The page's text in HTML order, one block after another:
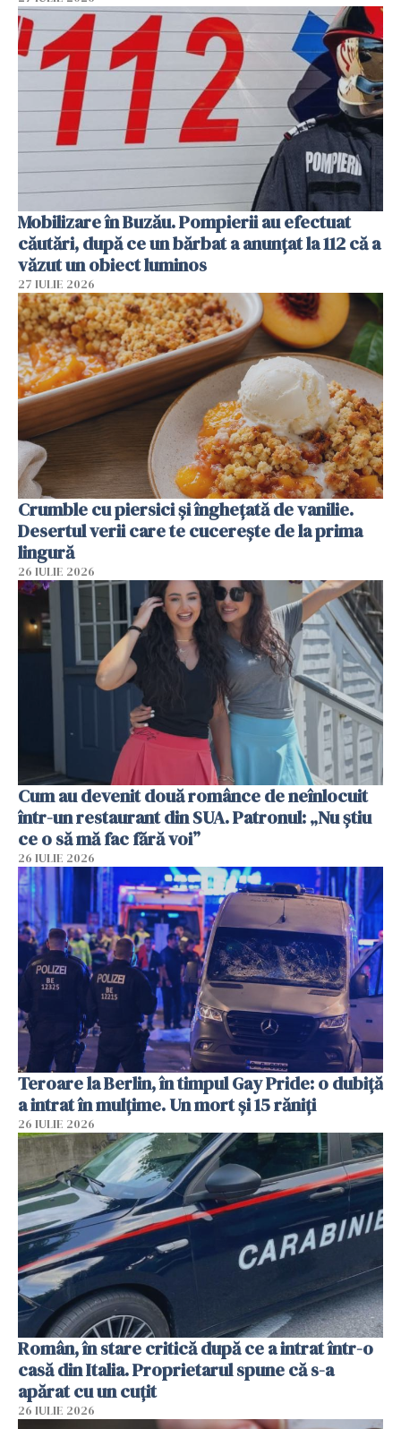
Mobilizare în Buzău. Pompierii au efectuat
căutări, după ce un bărbat a anunțat la 112 că a
văzut un obiect luminos
27 IULIE 2026
Crumble cu piersici și înghețată de vanilie.
Desertul verii care te cucerește de la prima
lingură
26 IULIE 2026
Cum au devenit două românce de neînlocuit
într-un restaurant din SUA. Patronul: „Nu știu
ce o să mă fac fără voi”
26 IULIE 2026
Teroare la Berlin, în timpul Gay Pride: o dubiță
a intrat în mulțime. Un mort și 15 răniți
26 IULIE 2026
Român, în stare critică după ce a intrat într-o
casă din Italia. Proprietarul spune că s-a
apărat cu un cuțit
26 IULIE 2026